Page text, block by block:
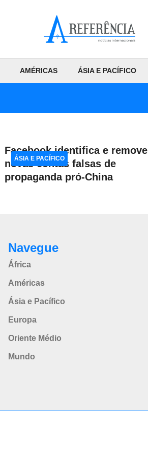
AMÉRICAS ÁSIA E PACÍFICO
Facebook identifica e remove
novas contas falsas de
propaganda pró-China
ÁSIA E PACÍFICO
Navegue
África
Américas
Ásia e Pacífico
Europa
Oriente Médio
Mundo